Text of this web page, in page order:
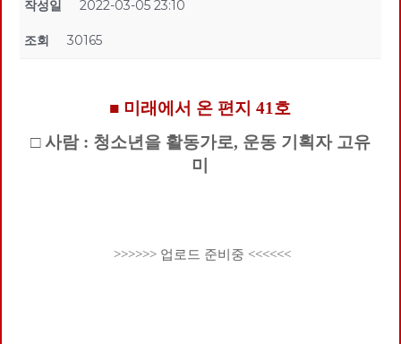
작성일 2022-03-05 23:10
조회 30165
■ 미래에서 온 편지 41호
□ 사람 : 청소년을 활동가로, 운동 기획자 고유
미
>>>>>> 업로드 준비중 <<<<<<